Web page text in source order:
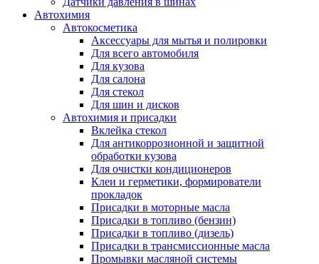
Автохимия
Автокосметика
Аксессуары для мытья и полировки
Для всего автомобиля
Для кузова
Для салона
Для стекол
Для шин и дисков
Автохимия и присадки
Вклейка стекол
Для антикоррозионной и защитной
обработки кузова
Для очистки кондиционеров
Клеи и герметики, формирователи
прокладок
Присадки в моторные масла
Присадки в топливо (бензин)
Присадки в топливо (дизель)
Присадки в трансмиссионные масла
Промывки масляной системы